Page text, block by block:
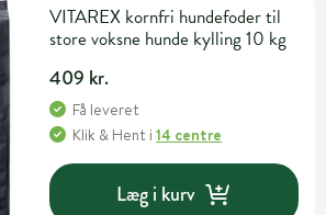
VITAREX kornfri hundefoder til
store voksne hunde kylling 10 kg
409 kr.
Få leveret
Klik & Hent i14 centre
Læg i kurv